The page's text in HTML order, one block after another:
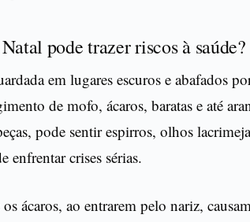
pode trazer riscos à saúde?
em lugares escuros e abafados
de mofo, ácaros, baratas e até
pode sentir espirros, olhos
enfrentar crises sérias.
ácaros, ao entrarem pelo nariz,